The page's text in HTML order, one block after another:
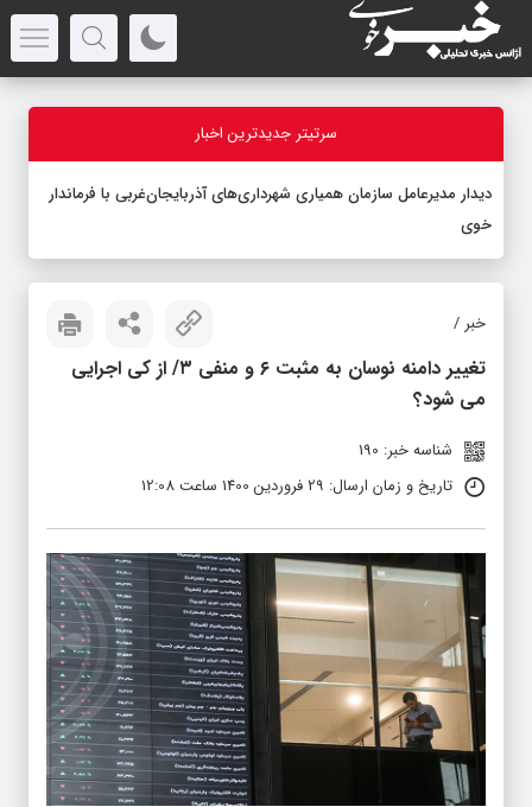
سرتیتر جدیدترین اخبار
دیدار مدیرعامل سازمان همیاری شهرداری‌های آذربایجان‌غربی با فرماندار
خوی
خبر /
تغییر دامنه نوسان به مثبت ۶ و منفی ۳/ از کی اجرایی
می شود؟
شناسه خبر: 190
تاریخ و زمان ارسال: 29 فروردین 1400 ساعت 12:08